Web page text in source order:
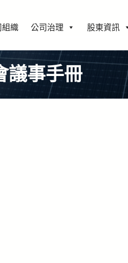
組織 公司治理 股東資訊
議事手冊